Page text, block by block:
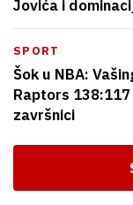
Jovića i
SPORT
Šok u NBA:
Raptors
završnici